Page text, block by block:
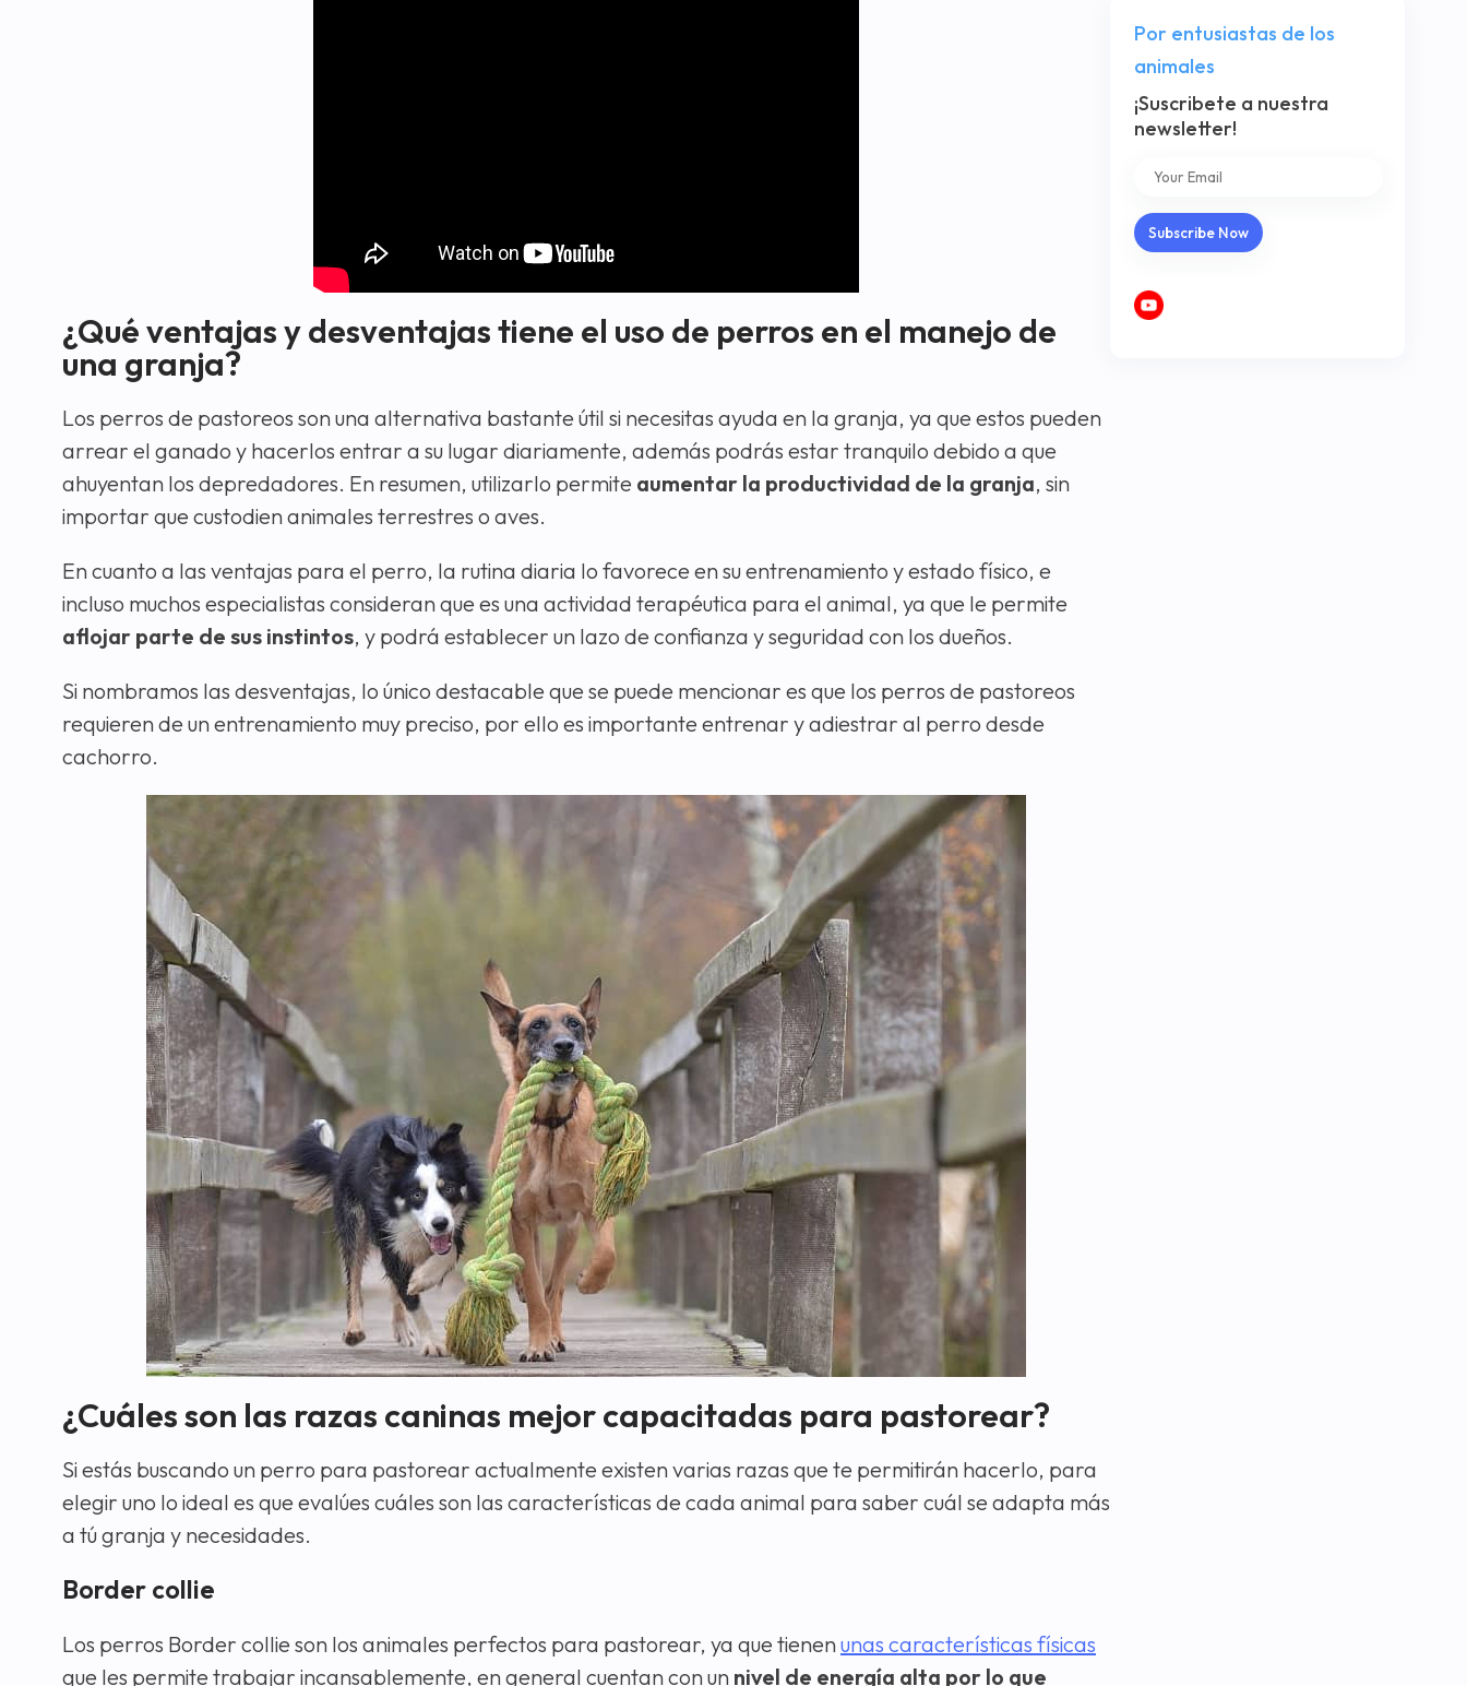
¿Qué ventajas y desventajas tiene el uso de perros en el manejo de
una granja?
Los perros de pastoreos son una alternativa bastante útil si necesitas ayuda en la granja, ya que estos pueden
arrear el ganado y hacerlos entrar a su lugar diariamente, además podrás estar tranquilo debido a que
ahuyentan los depredadores. En resumen, utilizarlo permite aumentar la productividad de la granja, sin
importar que custodien animales terrestres o aves.
En cuanto a las ventajas para el perro, la rutina diaria lo favorece en su entrenamiento y estado físico, e
incluso muchos especialistas consideran que es una actividad terapéutica para el animal, ya que le permite
aflojar parte de sus instintos, y podrá establecer un lazo de confianza y seguridad con los dueños.
Si nombramos las desventajas, lo único destacable que se puede mencionar es que los perros de pastoreos
requieren de un entrenamiento muy preciso, por ello es importante entrenar y adiestrar al perro desde
cachorro.
¿Cuáles son las razas caninas mejor capacitadas para pastorear?
Si estás buscando un perro para pastorear actualmente existen varias razas que te permitirán hacerlo, para
elegir uno lo ideal es que evalúes cuáles son las características de cada animal para saber cuál se adapta más
a tú granja y necesidades.
Border collie
Los perros Border collie son los animales perfectos para pastorear, ya que tienenunas características físicas
que les permite trabajar incansablemente, en general cuentan con un nivel de energía alta por lo que
Por entusiastas de los
animales
¡Suscribete a nuestra
newsletter!